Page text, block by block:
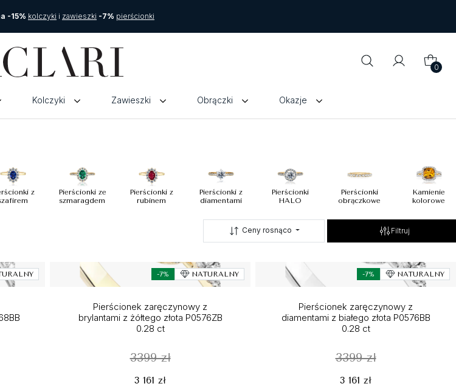
-15% kolczyki i zawieszki -7% pierścionki
0
Kolczyki Zawieszki Obrączki Okazje
z
Pierścionki ze
szmaragdem
Pierścionki z
rubinem
Pierścionki z
diamentami
Pierścionki
HALO
Pierścionki
obrączkowe
Kamienie
kolorowe
Ceny rosnąco Filtruj
-7% NATURALNY
Pierścionek zaręczynowy z
brylantami z żółtego złota P0576ZB
0.28 ct
3399 zł
3 161 zł
-7% NATURALNY
Pierścionek zaręczynowy z
diamentami z białego złota P0576BB
0.28 ct
3399 zł
3 161 zł